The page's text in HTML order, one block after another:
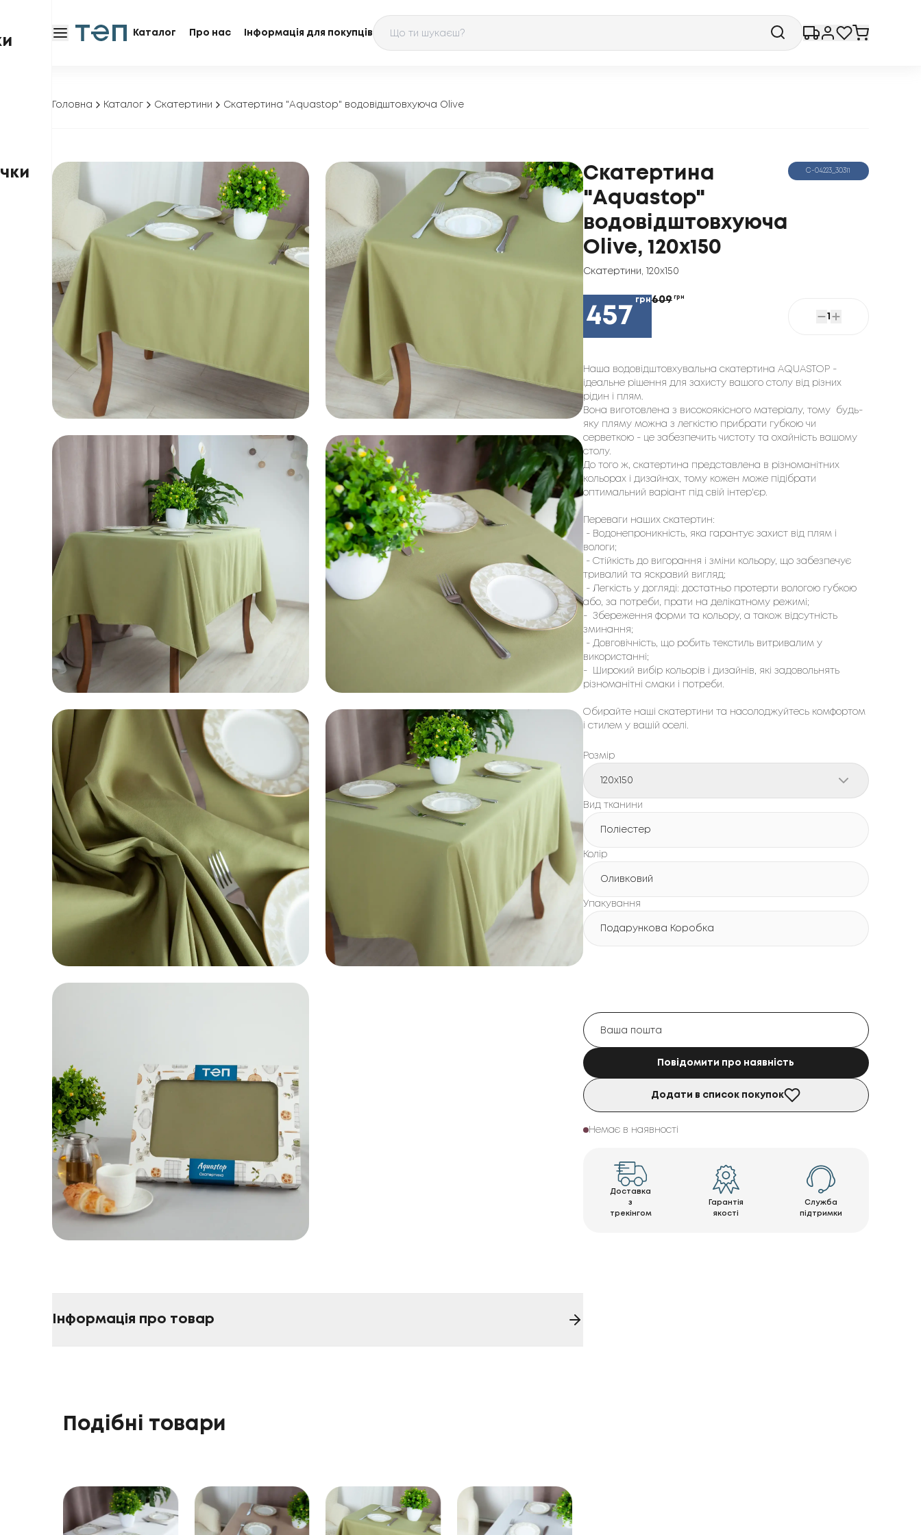
Каталог Про нас Інформація для покупців
Головна Каталог Скатертини Скатертина "Aquastop" водовідштовхуюча Olive
Скатертина
"Aquastop"
водовідштовхуюча
Olive, 120x150
Скатертини 120x150
С-04223_30311
457
грн609 грн
1
Наша водовідштовхувальна скатертина AQUASTOP -
ідеальне рішення для захисту вашого столу від різних
рідин і плям.
Вона виготовлена з високоякісного матеріалу, тому будь-
яку пляму можна з легкістю прибрати губкою чи
серветкою - це забезпечить чистоту та охайність вашому
столу.
До того ж, скатертина представлена в різноманітних
кольорах і дизайнах, тому кожен може підібрати
оптимальний варіант під свій інтер'єр.
Переваги наших скатертин:
- Водонепроникність, яка гарантує захист від плям і
вологи;
- Стійкість до вигорання і зміни кольору, що забезпечує
тривалий та яскравий вигляд;
- Легкість у догляді: достатньо протерти вологою губкою
або, за потреби, прати на делікатному режимі;
- Збереження форми та кольору, а також відсутність
зминання;
- Довговічність, що робить текстиль витривалим у
використанні;
- Широкий вибір кольорів і дизайнів, які задовольнять
різноманітні смаки і потреби.
Обирайте наші скатертини та насолоджуйтесь комфортом
і стилем у вашій оселі.
Розмір
120x150
Вид тканини
Поліестер
Колір
Оливковий
Упакування
Подарункова Коробка
Повідомити про наявність
Додати в список покупок
Немає в наявності
Доставка
з
трекінгом
Гарантія
якості
Служба
підтримки
Інформація про товар
Подібні товари